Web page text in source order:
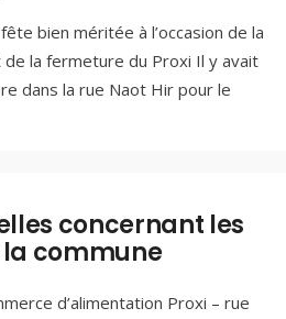
bien méritée à l’occasion de la
la fermeture du Proxi Il y avait
dans la rue Naot Hir pour le
concernant les
commune
d’alimentation Proxi – rue